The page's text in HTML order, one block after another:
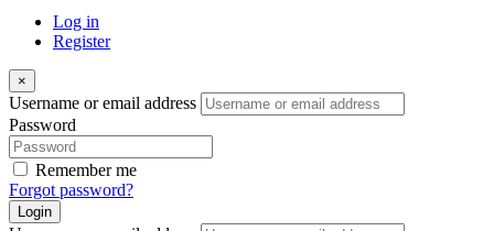
Log in
Register
×
Username or email address
Password
Remember me
Forgot password?
Login